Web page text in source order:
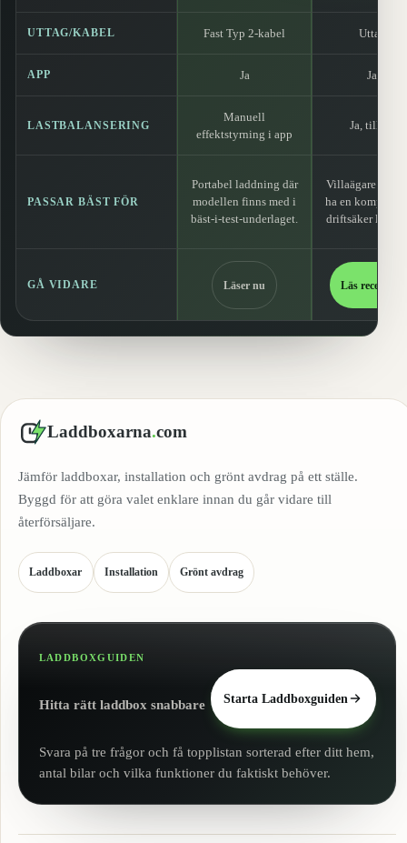
UTTAG/KABEL Fast Typ 2-kabel Uttag
APP Ja Ja
LASTBALANSERING
Manuell
effektstyrning i app
Ja, tillval
PASSAR BÄST FÖR
Portabel laddning där
modellen finns med i
bäst-i-test-underlaget.
Villaägare som
ha en kompakt
driftsäker
GÅ VIDARE Läser nu Läs recension
Laddboxarna.com
Jämför laddboxar, installation och grönt avdrag på ett ställe.
Byggd för att göra valet enklare innan du går vidare till
återförsäljare.
Laddboxar Installation Grönt avdrag
LADDBOXGUIDEN
Hitta rätt laddbox snabbare Starta Laddboxguiden
Svara på tre frågor och få topplistan sorterad efter ditt hem,
antal bilar och vilka funktioner du faktiskt behöver.